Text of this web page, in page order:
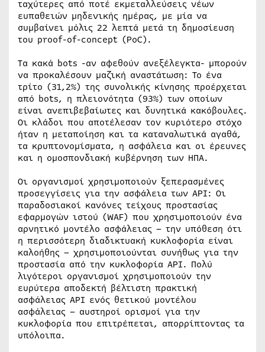
ταχύτερες από ποτέ εκμεταλλεύσεις νέων
ευπαθειών μηδενικής ημέρας, με μία να
συμβαίνει μόλις 22 λεπτά μετά τη δημοσίευση
του proof-of-concept (PoC).
Τα κακά bots -αν αφεθούν ανεξέλεγκτα- μπορούν
να προκαλέσουν μαζική αναστάτωση: Το ένα
τρίτο (31,2%) της συνολικής κίνησης προέρχεται
από bots, η πλειονότητα (93%) των οποίων
είναι ανεπιβεβαίωτες και δυνητικά κακόβουλες.
Οι κλάδοι που αποτέλεσαν τον κυριότερο στόχο
ήταν η μεταποίηση και τα καταναλωτικά αγαθά,
τα κρυπτονομίσματα, η ασφάλεια και οι έρευνες
και η ομοσπονδιακή κυβέρνηση των ΗΠΑ.
Οι οργανισμοί χρησιμοποιούν ξεπερασμένες
προσεγγίσεις για την ασφάλεια των API: Οι
παραδοσιακοί κανόνες τείχους προστασίας
εφαρμογών ιστού (WAF) που χρησιμοποιούν ένα
αρνητικό μοντέλο ασφάλειας – την υπόθεση ότι
η περισσότερη διαδικτυακή κυκλοφορία είναι
καλοήθης – χρησιμοποιούνται συνήθως για την
προστασία από την κυκλοφορία API. Πολύ
λιγότεροι οργανισμοί χρησιμοποιούν την
ευρύτερα αποδεκτή βέλτιστη πρακτική
ασφάλειας API ενός θετικού μοντέλου
ασφάλειας – αυστηροί ορισμοί για την
κυκλοφορία που επιτρέπεται, απορρίπτοντας τα
υπόλοιπα.